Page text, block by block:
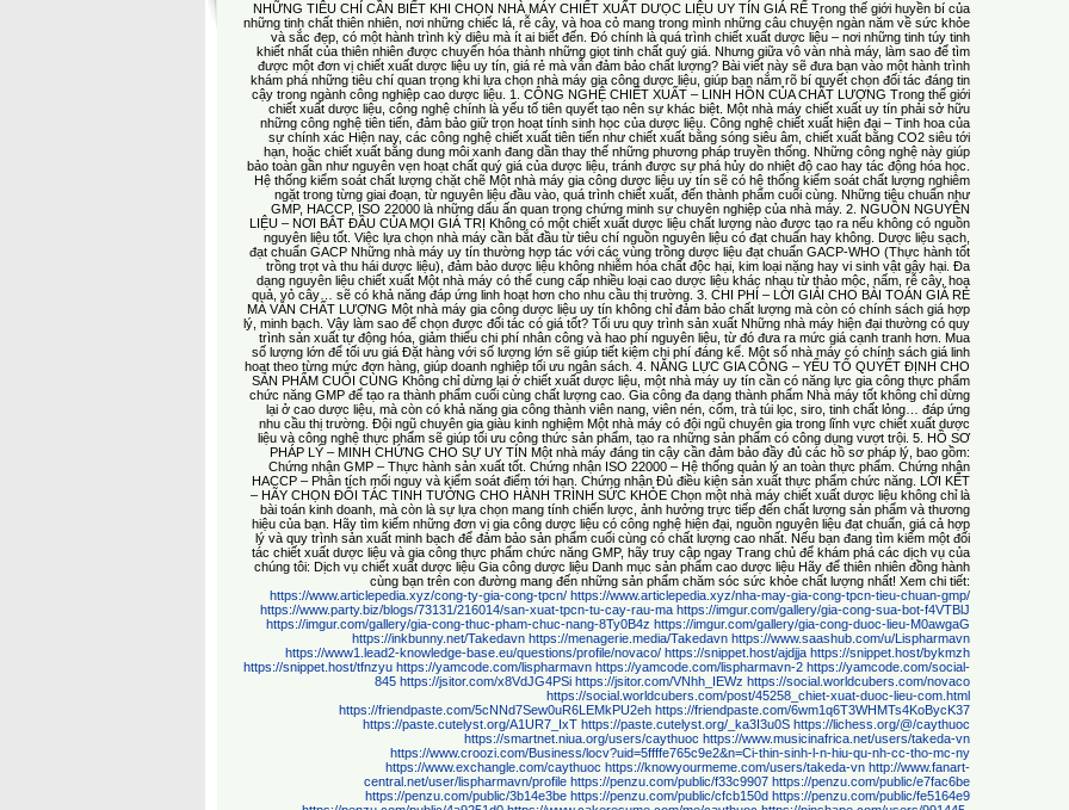
NHỮNG TIÊU CHÍ CẦN BIẾT KHI CHỌN NHÀ MÁY CHIẾT XUẤT DƯỌC LIỆU UY TÍN GIÁ RẾ Trong thế giới huyền bí của
những tinh chất thiên nhiên, nơi những chiếc lá, rễ cây, và hoa cỏ mang trong mình những câu chuyện ngàn năm về sức khỏe
và sắc đẹp, có một hành trình kỳ diệu mà ít ai biết đến. Đó chính là quá trình chiết xuất dược liệu – nơi những tinh túy tinh
khiết nhất của thiên nhiên được chuyển hóa thành những giọt tinh chất quý giá. Nhưng giữa vô vàn nhà máy, làm sao để tìm
được một đơn vị chiết xuất dược liệu uy tín, giá rẻ mà vẫn đảm bảo chất lượng? Bài viết này sẽ đưa bạn vào một hành trình
khám phá những tiêu chí quan trọng khi lựa chọn nhà máy gia công dược liệu, giúp bạn nắm rõ bí quyết chọn đối tác đáng tin
cậy trong ngành công nghiệp cao dược liệu. 1. CÔNG NGHỆ CHIẾT XUẤT – LINH HỒN CỦA CHẤT LƯỢNG Trong thế giới
chiết xuất dược liệu, công nghệ chính là yếu tố tiên quyết tạo nên sự khác biệt. Một nhà máy chiết xuất uy tín phải sở hữu
những công nghệ tiên tiến, đảm bảo giữ trọn hoạt tính sinh học của dược liệu. Công nghệ chiết xuất hiện đại – Tinh hoa của
sự chính xác Hiện nay, các công nghệ chiết xuất tiên tiến như chiết xuất bằng sóng siêu âm, chiết xuất bằng CO2 siêu tới
hạn, hoặc chiết xuất bằng dung môi xanh đang dần thay thế những phương pháp truyền thống. Những công nghệ này giúp
bảo toàn gần như nguyên vẹn hoạt chất quý giá của dược liệu, tránh được sự phá hủy do nhiệt độ cao hay tác động hóa học.
Hệ thống kiểm soát chất lượng chặt chẽ Một nhà máy gia công dược liệu uy tín sẽ có hệ thống kiểm soát chất lượng nghiêm
ngặt trong từng giai đoạn, từ nguyên liệu đầu vào, quá trình chiết xuất, đến thành phẩm cuối cùng. Những tiêu chuẩn như
GMP, HACCP, ISO 22000 là những dấu ấn quan trọng chứng minh sự chuyên nghiệp của nhà máy. 2. NGUỒN NGUYÊN
LIỆU – NƠI BẮT ĐẦU CỦA MỌI GIÁ TRỊ Không có một chiết xuất dược liệu chất lượng nào được tạo ra nếu không có nguồn
nguyên liệu tốt. Việc lựa chọn nhà máy cần bắt đầu từ tiêu chí nguồn nguyên liệu có đạt chuẩn hay không. Dược liệu sạch,
đạt chuẩn GACP Những nhà máy uy tín thường hợp tác với các vùng trồng dược liệu đạt chuẩn GACP-WHO (Thực hành tốt
trồng trọt và thu hái dược liệu), đảm bảo dược liệu không nhiễm hóa chất độc hại, kim loại nặng hay vi sinh vật gây hại. Đa
dạng nguyên liệu chiết xuất Một nhà máy có thể cung cấp nhiều loại cao dược liệu khác nhau từ thảo mộc, nấm, rễ cây, hoa
quả, vỏ cây… sẽ có khả năng đáp ứng linh hoạt hơn cho nhu cầu thị trường. 3. CHI PHÍ – LỜI GIẢI CHO BÀI TOÁN GIÁ RẺ
MÀ VẪN CHẤT LƯỢNG Một nhà máy gia công dược liệu uy tín không chỉ đảm bảo chất lượng mà còn có chính sách giá hợp
lý, minh bạch. Vậy làm sao để chọn được đối tác có giá tốt? Tối ưu quy trình sản xuất Những nhà máy hiện đại thường có quy
trình sản xuất tự động hóa, giảm thiểu chi phí nhân công và hao phí nguyên liệu, từ đó đưa ra mức giá cạnh tranh hơn. Mua
số lượng lớn để tối ưu giá Đặt hàng với số lượng lớn sẽ giúp tiết kiệm chi phí đáng kể. Một số nhà máy có chính sách giá linh
hoạt theo từng mức đơn hàng, giúp doanh nghiệp tối ưu ngân sách. 4. NĂNG LỰC GIA CÔNG – YẾU TỐ QUYẾT ĐỊNH CHO
SẢN PHẨM CUỐI CÙNG Không chỉ dừng lại ở chiết xuất dược liệu, một nhà máy uy tín cần có năng lực gia công thực phẩm
chức năng GMP để tạo ra thành phẩm cuối cùng chất lượng cao. Gia công đa dạng thành phẩm Nhà máy tốt không chỉ dừng
lại ở cao dược liệu, mà còn có khả năng gia công thành viên nang, viên nén, cốm, trà túi lọc, siro, tinh chất lỏng… đáp ứng
nhu cầu thị trường. Đội ngũ chuyên gia giàu kinh nghiệm Một nhà máy có đội ngũ chuyên gia trong lĩnh vực chiết xuất dược
liệu và công nghệ thực phẩm sẽ giúp tối ưu công thức sản phẩm, tạo ra những sản phẩm có công dụng vượt trội. 5. HỒ SƠ
PHÁP LÝ – MINH CHỨNG CHO SỰ UY TÍN Một nhà máy đáng tin cậy cần đảm bảo đầy đủ các hồ sơ pháp lý, bao gồm:
Chứng nhận GMP – Thực hành sản xuất tốt. Chứng nhận ISO 22000 – Hệ thống quản lý an toàn thực phẩm. Chứng nhận
HACCP – Phân tích mối nguy và kiểm soát điểm tới hạn. Chứng nhận Đủ điều kiện sản xuất thực phẩm chức năng. LỜI KẾT
– HÃY CHỌN ĐỐI TÁC TINH TƯỞNG CHO HÀNH TRÌNH SỨC KHỎE Chọn một nhà máy chiết xuất dược liệu không chỉ là
bài toán kinh doanh, mà còn là sự lựa chọn mang tính chiến lược, ảnh hưởng trực tiếp đến chất lượng sản phẩm và thương
hiệu của bạn. Hãy tìm kiếm những đơn vị gia công dược liệu có công nghệ hiện đại, nguồn nguyên liệu đạt chuẩn, giá cả hợp
lý và quy trình sản xuất minh bạch để đảm bảo sản phẩm cuối cùng có chất lượng cao nhất. Nếu bạn đang tìm kiếm một đối
tác chiết xuất dược liệu và gia công thực phẩm chức năng GMP, hãy truy cập ngay Trang chủ để khám phá các dịch vụ của
chúng tôi: Dịch vụ chiết xuất dược liệu Gia công dược liệu Danh mục sản phẩm cao dược liệu Hãy để thiên nhiên đồng hành
cùng bạn trên con đường mang đến những sản phẩm chăm sóc sức khỏe chất lượng nhất! Xem chi tiết:
https://www.articlepedia.xyz/cong-ty-gia-cong-tpcn/ https://www.articlepedia.xyz/nha-may-gia-cong-tpcn-tieu-chuan-gmp/
https://www.party.biz/blogs/73131/216014/san-xuat-tpcn-tu-cay-rau-ma https://imgur.com/gallery/gia-cong-sua-bot-f4VTBlJ
https://imgur.com/gallery/gia-cong-thuc-pham-chuc-nang-8Ty0B4z https://imgur.com/gallery/gia-cong-duoc-lieu-M0awgaG
https://inkbunny.net/Takedavn https://menagerie.media/Takedavn https://www.saashub.com/u/Lispharmavn
https://www1.lead2-knowledge-base.eu/questions/profile/novaco/ https://snippet.host/ajdjja https://snippet.host/bykmzh
https://snippet.host/tfnzyu https://yamcode.com/lispharmavn https://yamcode.com/lispharmavn-2 https://yamcode.com/social-
845 https://jsitor.com/x8VdJG4PSi https://jsitor.com/VNhh_IEWz https://social.worldcubers.com/novaco
https://social.worldcubers.com/post/45258_chiet-xuat-duoc-lieu-com.html
https://friendpaste.com/5cNNd7Sew0uR6LEMkPU2eh https://friendpaste.com/6wm1q6T3WHMTs4KoBycK37
https://paste.cutelyst.org/A1UR7_IxT https://paste.cutelyst.org/_ka3I3u0S https://lichess.org/@/caythuoc
https://smartnet.niua.org/users/caythuoc https://www.musicinafrica.net/users/takeda-vn
https://www.croozi.com/Business/locv?uid=5ffffe765c9e2&n=Ci-thin-sinh-l-n-hiu-qu-nh-cc-tho-mc-ny
https://www.exchangle.com/caythuoc https://knowyourmeme.com/users/takeda-vn http://www.fanart-
central.net/user/lispharmavn/profile https://penzu.com/public/f33c9907 https://penzu.com/public/e7fac6be
https://penzu.com/public/3b14e3be https://penzu.com/public/cfcb150d https://penzu.com/public/fe5164e9